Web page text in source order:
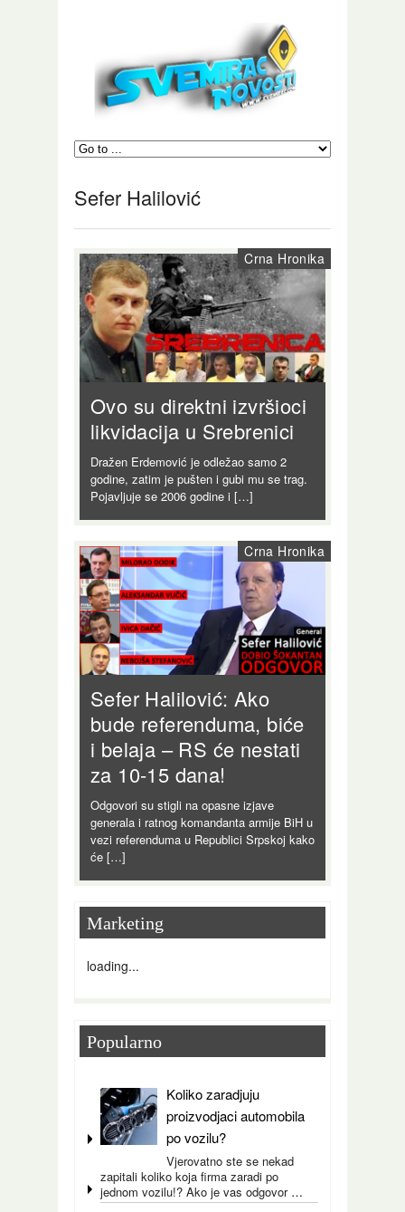
Sefer Halilović
Crna Hronika
Ovo su direktni izvršioci
likvidacija u Srebrenici
Dražen Erdemović je odležao samo 2
godine, zatim je pušten i gubi mu se trag.
Pojavljuje se 2006 godine i […]
Crna Hronika
Sefer Halilović: Ako
bude referenduma, biće
i belaja – RS će nestati
za 10-15 dana!
Odgovori su stigli na opasne izjave
generala i ratnog komandanta armije BiH u
vezi referenduma u Republici Srpskoj kako
će […]
Marketing
loading...
Popularno
Koliko zaradjuju
proizvodjaci automobila
po vozilu?
Vjerovatno ste se nekad
zapitali koliko koja firma zaradi po
jednom vozilu!? Ako je vas odgovor …